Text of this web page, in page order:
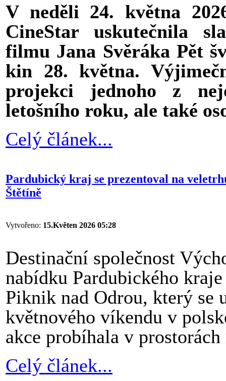
V neděli 24. května
CineStar uskutečnila
filmu Jana Svěráka Pět
kin 28. května.
projekci jednoho z
letošního roku, ale také
Celý článek...
Pardubický kraj se prezentoval na
Štětíně
Vytvořeno: 15.Květen 2026 05:28
Destinační společnost
nabídku Pardubického
Piknik nad Odrou, který se
květnového víkendu v
akce probíhala v
Celý článek...